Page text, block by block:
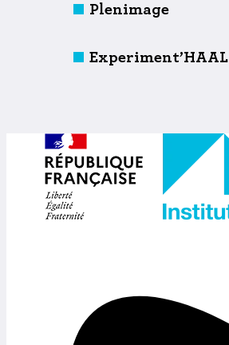
Plenimage
Experiment’HAAL